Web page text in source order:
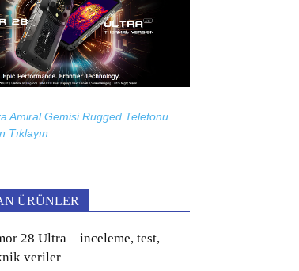
Amiral Gemisi Rugged Telefonu
Tıklayın
ÜRÜNLER
28 Ultra – inceleme, test,
veriler